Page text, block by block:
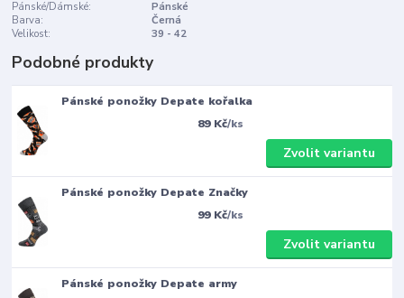
Pánské/Dámské:
Pánské
Barva:
Černá
Velikost:
39 - 42
Podobné produkty
Pánské ponožky Depate kořalka
89 Kč/ks
Zvolit variantu
Pánské ponožky Depate Značky
99 Kč/ks
Zvolit variantu
Pánské ponožky Depate army